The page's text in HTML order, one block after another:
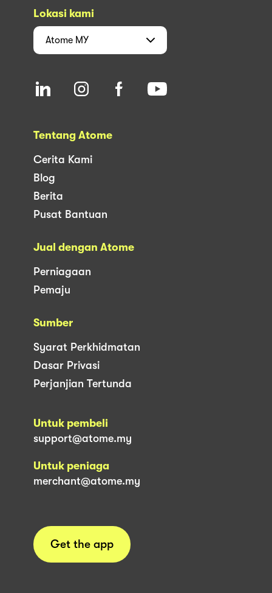
Lokasi kami
Atome MY
Tentang Atome
Cerita Kami
Blog
Berita
Pusat Bantuan
Jual dengan Atome
Perniagaan
Pemaju
Sumber
Syarat Perkhidmatan
Dasar Privasi
Perjanjian Tertunda
Untuk pembeli
support@atome.my
Untuk peniaga
merchant@atome.my
Get the app